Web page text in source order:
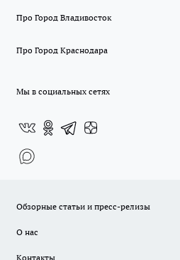
Про Город Владивосток
Про Город Краснодара
Мы в социальных сетях
Обзорные статьи и пресс-релизы
О нас
Контакты